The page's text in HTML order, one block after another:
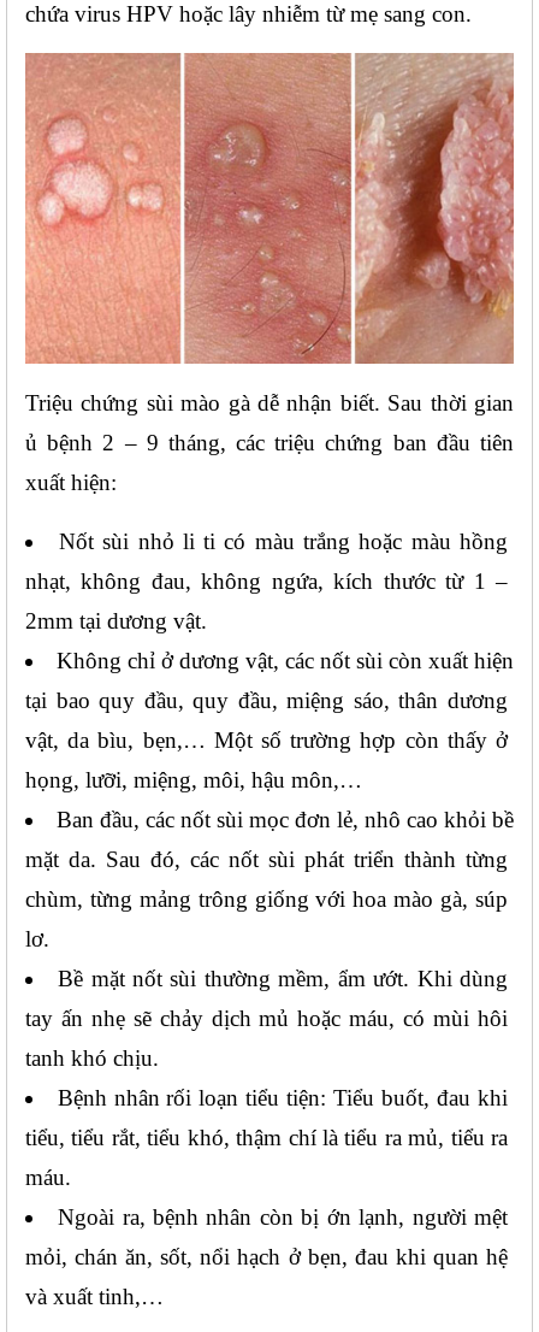
chứa virus HPV hoặc lây nhiễm từ mẹ sang con.
Triệu chứng sùi mào gà dễ nhận biết. Sau thời gian
ủ bệnh 2 – 9 tháng, các triệu chứng ban đầu tiên
xuất hiện:
Nốt sùi nhỏ li ti có màu trắng hoặc màu hồng
nhạt, không đau, không ngứa, kích thước từ 1 –
2mm tại dương vật.
Không chỉ ở dương vật, các nốt sùi còn xuất hiện
tại bao quy đầu, quy đầu, miệng sáo, thân dương
vật, da bìu, bẹn,… Một số trường hợp còn thấy ở
họng, lưỡi, miệng, môi, hậu môn,…
Ban đầu, các nốt sùi mọc đơn lẻ, nhô cao khỏi bề
mặt da. Sau đó, các nốt sùi phát triển thành từng
chùm, từng mảng trông giống với hoa mào gà, súp
lơ.
Bề mặt nốt sùi thường mềm, ẩm ướt. Khi dùng
tay ấn nhẹ sẽ chảy dịch mủ hoặc máu, có mùi hôi
tanh khó chịu.
Bệnh nhân rối loạn tiểu tiện: Tiểu buốt, đau khi
tiểu, tiểu rắt, tiểu khó, thậm chí là tiểu ra mủ, tiểu ra
máu.
Ngoài ra, bệnh nhân còn bị ớn lạnh, người mệt
mỏi, chán ăn, sốt, nổi hạch ở bẹn, đau khi quan hệ
và xuất tinh,…